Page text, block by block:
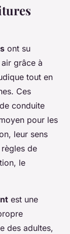
ont su
grâce à
tout en
Ces
conduite
pour les
leur sens
de
le
est une
des adultes,